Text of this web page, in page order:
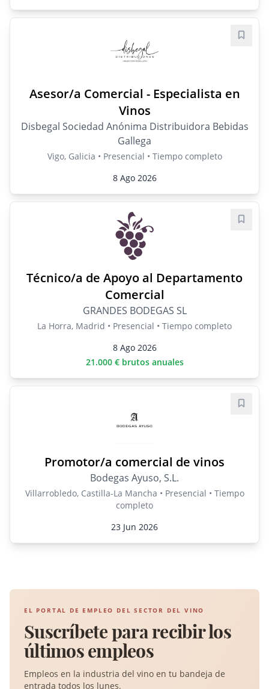
Asesor/a Comercial - Especialista en
Vinos
Disbegal Sociedad Anónima Distribuidora Bebidas
Gallega
Vigo, Galicia • Presencial • Tiempo completo
8 Ago 2026
Técnico/a de Apoyo al Departamento
Comercial
GRANDES BODEGAS SL
La Horra, Madrid • Presencial • Tiempo completo
8 Ago 2026
21.000 € brutos anuales
Promotor/a comercial de vinos
Bodegas Ayuso, S.L.
Villarrobledo, Castilla-La Mancha • Presencial • Tiempo
completo
23 Jun 2026
EL PORTAL DE EMPLEO DEL SECTOR DEL VINO
Suscríbete para recibir los
últimos empleos
Empleos en la industria del vino en tu bandeja de
entrada todos los lunes.